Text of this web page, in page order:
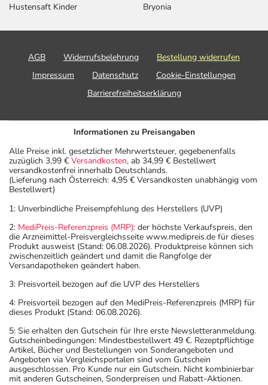
Hustensaft Kinder
Bryonia
AGB Widerrufsbelehrung
Bestellung widerrufen
Impressum
Datenschutz
Cookie-Einstellungen
Barrierefreiheitserklärung
Informationen zu Preisangaben
Alle Preise inkl. gesetzlicher Mehrwertsteuer, gegebenenfalls
zuzüglich 3,99 € Versandkosten, ab 34,99 € Bestellwert
versandkostenfrei innerhalb Deutschlands.
(Lieferung nach Österreich: 4,95 € Versandkosten unabhängig vom
Bestellwert)
1: Unverbindliche Preisempfehlung des Herstellers (UVP)
2: MediPreis-Referenzpreis (MRP): der höchste Verkaufspreis, den
die Arzneimittel-Preisvergleichsseite www.medipreis.de für dieses
Produkt ausweist (Stand: 06.08.2026). Produktpreise können sich
zwischenzeitlich geändert und damit die Rangfolge der
Versandapotheken geändert haben.
3: Preisvorteil bezogen auf die UVP des Herstellers
4: Preisvorteil bezogen auf den MediPreis-Referenzpreis (MRP) für
dieses Produkt (Stand: 06.08.2026).
5: Sie erhalten den Gutschein für Ihre erste Newsletteranmeldung.
Gutscheinbedingungen: Mindestbestellwert 49 €. Rezeptpflichtige
Artikel, Bücher und Bestellungen von Sonderangeboten und
Angeboten via Vergleichsportalen sind vom Gutschein
ausgeschlossen. Pro Kunde nur ein Gutschein. Nicht kombinierbar
mit anderen Gutscheinen, Sonderpreisen und Rabatt-Aktionen.